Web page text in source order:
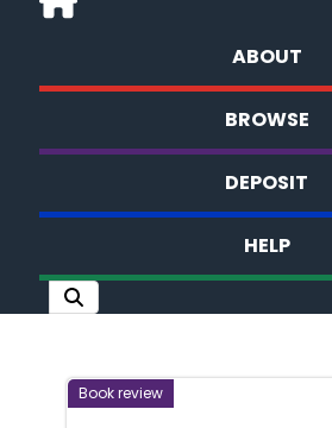
ABOUT
BROWSE
DEPOSIT
HELP
Book review